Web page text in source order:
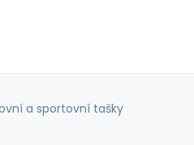
a sportovní tašky